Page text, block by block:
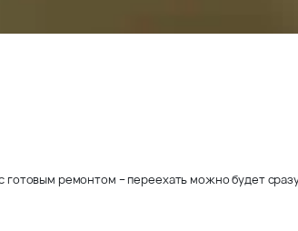
готовым ремонтом – переехать можно будет